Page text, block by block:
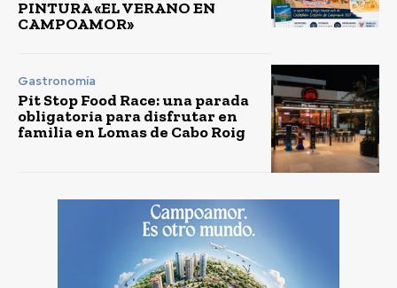
PINTURA «EL VERANO EN
CAMPOAMOR»
Gastronomía
Pit Stop Food Race: una parada
obligatoria para disfrutar en
familia en Lomas de Cabo Roig